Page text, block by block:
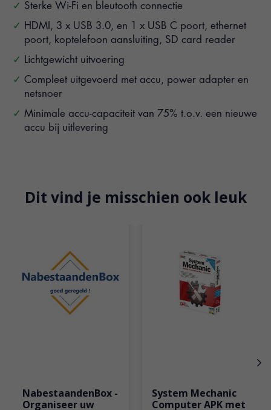
Sterke Wi-Fi en bleutooth connectie
HDMI, 3 x USB 3.0, en 1 x USB C poort, ethernet
poort, koptelefoon aansluiting, SD card reader
Lichtgewicht uitvoering
Compleet uitgevoerd met accu, power adapter en
netsnoer
Minimale accu-capaciteit van 75% t.o.v. een nieuwe
accu bij uitlevering
Dit vind je misschien ook leuk
NabestaandenBox -
Organiseer uw
System Mechanic
Computer APK met